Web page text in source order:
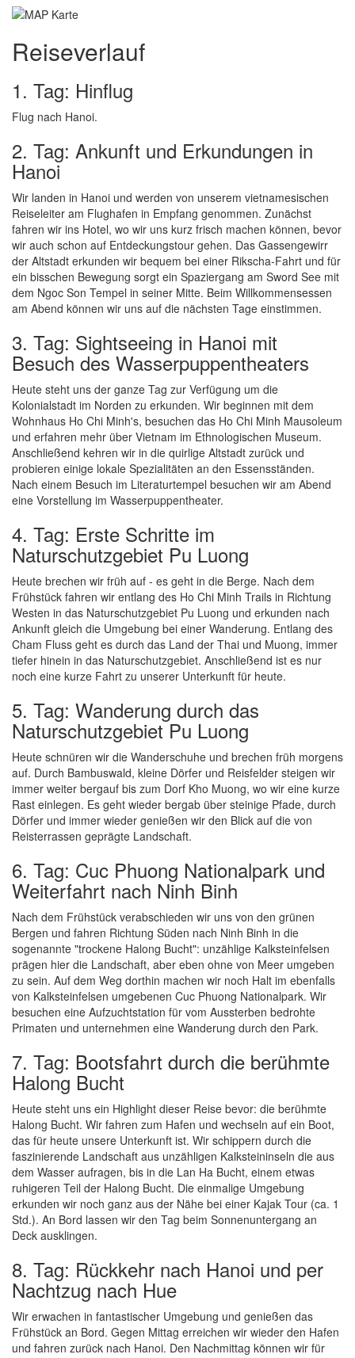
Reiseverlauf
1. Tag: Hinflug
Flug nach Hanoi.
2. Tag: Ankunft und Erkundungen in
Hanoi
Wir landen in Hanoi und werden von unserem vietnamesischen
Reiseleiter am Flughafen in Empfang genommen. Zunächst
fahren wir ins Hotel, wo wir uns kurz frisch machen können, bevor
wir auch schon auf Entdeckungstour gehen. Das Gassengewirr
der Altstadt erkunden wir bequem bei einer Rikscha-Fahrt und für
ein bisschen Bewegung sorgt ein Spaziergang am Sword See mit
dem Ngoc Son Tempel in seiner Mitte. Beim Willkommensessen
am Abend können wir uns auf die nächsten Tage einstimmen.
3. Tag: Sightseeing in Hanoi mit
Besuch des Wasserpuppentheaters
Heute steht uns der ganze Tag zur Verfügung um die
Kolonialstadt im Norden zu erkunden. Wir beginnen mit dem
Wohnhaus Ho Chi Minh's, besuchen das Ho Chi Minh Mausoleum
und erfahren mehr über Vietnam im Ethnologischen Museum.
Anschließend kehren wir in die quirlige Altstadt zurück und
probieren einige lokale Spezialitäten an den Essensständen.
Nach einem Besuch im Literaturtempel besuchen wir am Abend
eine Vorstellung im Wasserpuppentheater.
4. Tag: Erste Schritte im
Naturschutzgebiet Pu Luong
Heute brechen wir früh auf - es geht in die Berge. Nach dem
Frühstück fahren wir entlang des Ho Chi Minh Trails in Richtung
Westen in das Naturschutzgebiet Pu Luong und erkunden nach
Ankunft gleich die Umgebung bei einer Wanderung. Entlang des
Cham Fluss geht es durch das Land der Thai und Muong, immer
tiefer hinein in das Naturschutzgebiet. Anschließend ist es nur
noch eine kurze Fahrt zu unserer Unterkunft für heute.
5. Tag: Wanderung durch das
Naturschutzgebiet Pu Luong
Heute schnüren wir die Wanderschuhe und brechen früh morgens
auf. Durch Bambuswald, kleine Dörfer und Reisfelder steigen wir
immer weiter bergauf bis zum Dorf Kho Muong, wo wir eine kurze
Rast einlegen. Es geht wieder bergab über steinige Pfade, durch
Dörfer und immer wieder genießen wir den Blick auf die von
Reisterrassen geprägte Landschaft.
6. Tag: Cuc Phuong Nationalpark und
Weiterfahrt nach Ninh Binh
Nach dem Frühstück verabschieden wir uns von den grünen
Bergen und fahren Richtung Süden nach Ninh Binh in die
sogenannte "trockene Halong Bucht": unzählige Kalksteinfelsen
prägen hier die Landschaft, aber eben ohne von Meer umgeben
zu sein. Auf dem Weg dorthin machen wir noch Halt im ebenfalls
von Kalksteinfelsen umgebenen Cuc Phuong Nationalpark. Wir
besuchen eine Aufzuchtstation für vom Aussterben bedrohte
Primaten und unternehmen eine Wanderung durch den Park.
7. Tag: Bootsfahrt durch die berühmte
Halong Bucht
Heute steht uns ein Highlight dieser Reise bevor: die berühmte
Halong Bucht. Wir fahren zum Hafen und wechseln auf ein Boot,
das für heute unsere Unterkunft ist. Wir schippern durch die
faszinierende Landschaft aus unzähligen Kalksteininseln die aus
dem Wasser aufragen, bis in die Lan Ha Bucht, einem etwas
ruhigeren Teil der Halong Bucht. Die einmalige Umgebung
erkunden wir noch ganz aus der Nähe bei einer Kajak Tour (ca. 1
Std.). An Bord lassen wir den Tag beim Sonnenuntergang an
Deck ausklingen.
8. Tag: Rückkehr nach Hanoi und per
Nachtzug nach Hue
Wir erwachen in fantastischer Umgebung und genießen das
Frühstück an Bord. Gegen Mittag erreichen wir wieder den Hafen
und fahren zurück nach Hanoi. Den Nachmittag können wir für